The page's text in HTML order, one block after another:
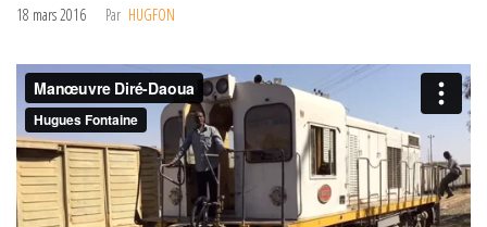
18 mars 2016 Par HUGFON